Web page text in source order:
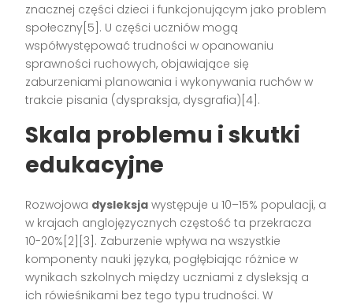
znacznej części dzieci i funkcjonującym jako problem
społeczny[5]. U części uczniów mogą
współwystępować trudności w opanowaniu
sprawności ruchowych, objawiające się
zaburzeniami planowania i wykonywania ruchów w
trakcie pisania (dyspraksja, dysgrafia)[4].
Skala problemu i skutki
edukacyjne
Rozwojowa dysleksja występuje u 10–15% populacji, a
w krajach anglojęzycznych częstość ta przekracza
10-20%[2][3]. Zaburzenie wpływa na wszystkie
komponenty nauki języka, pogłębiając różnice w
wynikach szkolnych między uczniami z dysleksją a
ich rówieśnikami bez tego typu trudności. W